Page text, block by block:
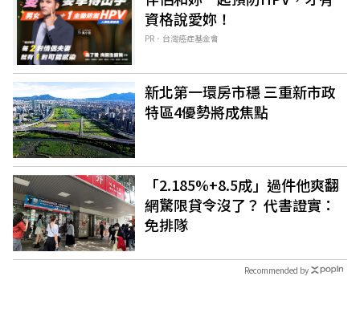
資格說愛妳！
PR．台灣癌症基金會
新北第一環房市穩 三重新市政
特區4優勢將成焦點
「2.185%+8.5成」過件他爽翻
網驚限貸令沒了？ 代書證實：
免排隊
Recommended by